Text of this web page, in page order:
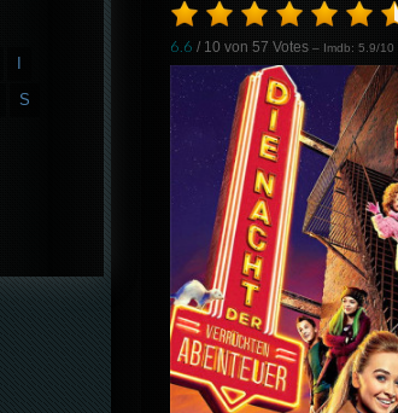
6.6 / 10 von57 Votes – Imdb: 5.9/10
S